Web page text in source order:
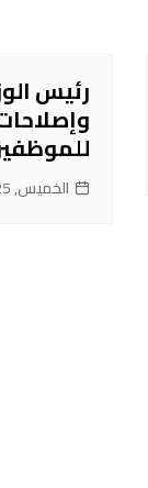
رئيس
الخميس, 25 سبتمبر 2025, 15:54